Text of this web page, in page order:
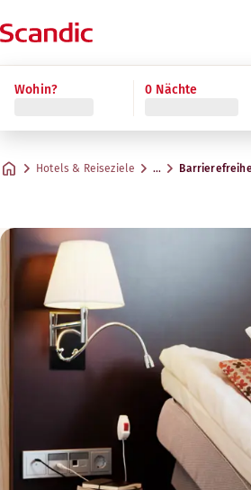
Wohin? 0 Nächte
Hotels & Reiseziele …